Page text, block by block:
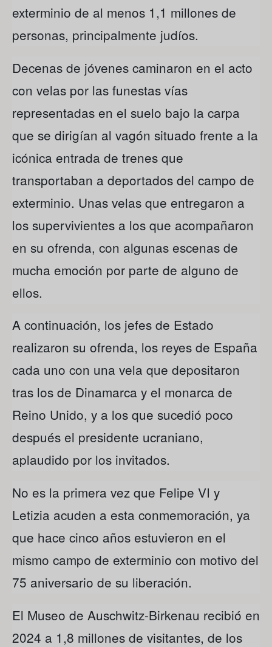
exterminio de al menos 1,1 millones de
personas, principalmente judíos.
Decenas de jóvenes caminaron en el acto
con velas por las funestas vías
representadas en el suelo bajo la carpa
que se dirigían al vagón situado frente a la
icónica entrada de trenes que
transportaban a deportados del campo de
exterminio. Unas velas que entregaron a
los supervivientes a los que acompañaron
en su ofrenda, con algunas escenas de
mucha emoción por parte de alguno de
ellos.
A continuación, los jefes de Estado
realizaron su ofrenda, los reyes de España
cada uno con una vela que depositaron
tras los de Dinamarca y el monarca de
Reino Unido, y a los que sucedió poco
después el presidente ucraniano,
aplaudido por los invitados.
No es la primera vez que Felipe VI y
Letizia acuden a esta conmemoración, ya
que hace cinco años estuvieron en el
mismo campo de exterminio con motivo del
75 aniversario de su liberación.
El Museo de Auschwitz-Birkenau recibió en
2024 a 1,8 millones de visitantes, de los